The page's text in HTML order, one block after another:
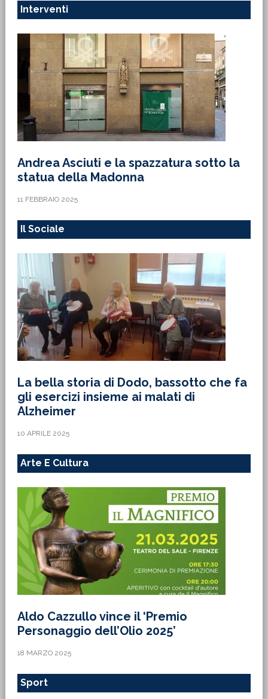
Interventi
Andrea Asciuti e la spazzatura sotto la
statua della Madonna
11 FEBBRAIO 2025
Il Sociale
La bella storia di Dodo, bassotto che fa
gli esercizi insieme ai malati di
Alzheimer
10 APRILE 2025
Arte E Cultura
Aldo Cazzullo vince il ‘Premio
Personaggio dell’Olio 2025’
18 MARZO 2025
Sport